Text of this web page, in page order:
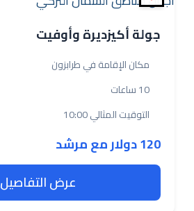
جولة أكيزديرة وأوفيت
مكان الإقامة في طرابزون
10 ساعات
التوقيت المثالي 10:00
120 دولار مع مرشد
عرض التفاصيل